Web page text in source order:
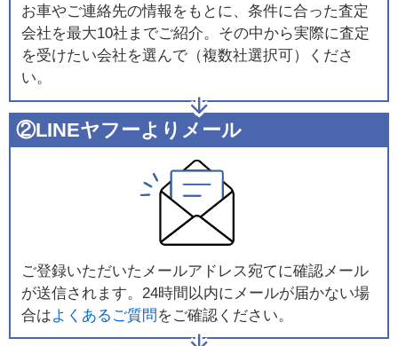
お車やご連絡先の情報をもとに、条件に合った査定
会社を最大10社までご紹介。その中から実際に査定
を受けたい会社を選んで（複数社選択可）くださ
い。
②LINEヤフーよりメール
ご登録いただいたメールアドレス宛てに確認メール
が送信されます。24時間以内にメールが届かない場
合はよくあるご質問 をご確認ください。